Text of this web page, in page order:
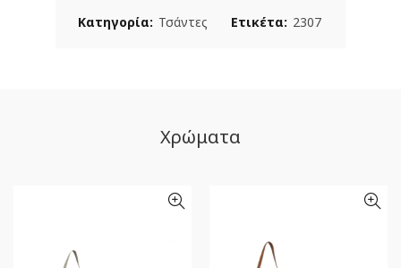
Κατηγορία: Τσάντες Ετικέτα: 2307
Χρώματα